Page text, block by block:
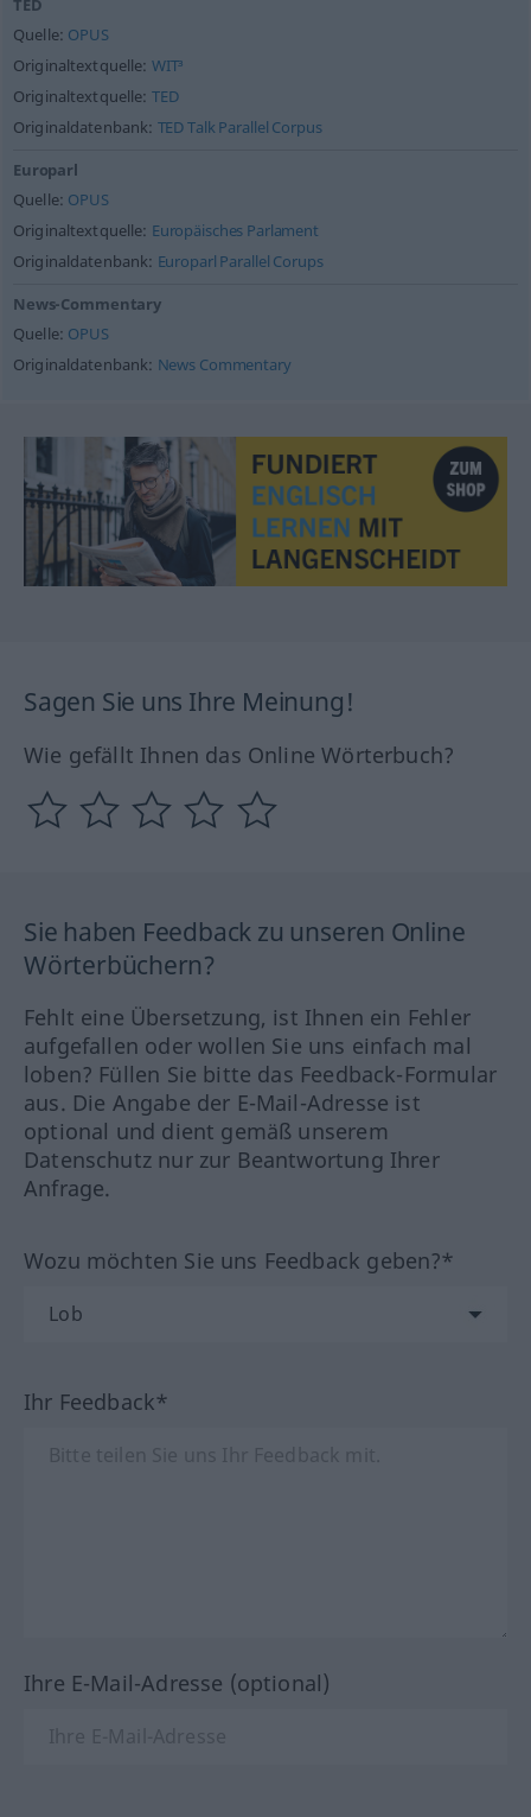
TED
Quelle: OPUS
Originaltextquelle: WIT³
Originaltextquelle: TED
Originaldatenbank: TED Talk Parallel Corpus
Europarl
Quelle: OPUS
Originaltextquelle: Europäisches Parlament
Originaldatenbank: Europarl Parallel Corups
News-Commentary
Quelle: OPUS
Originaldatenbank: News Commentary
Sagen Sie uns Ihre Meinung!
Wie gefällt Ihnen das Online Wörterbuch?
Sie haben Feedback zu unseren Online
Wörterbüchern?
Fehlt eine Übersetzung, ist Ihnen ein Fehler
aufgefallen oder wollen Sie uns einfach mal
loben? Füllen Sie bitte das Feedback-Formular
aus. Die Angabe der E-Mail-Adresse ist
optional und dient gemäß unserem
Datenschutz nur zur Beantwortung Ihrer
Anfrage.
Wozu möchten Sie uns Feedback geben?*
Ihr Feedback*
Ihre E-Mail-Adresse (optional)